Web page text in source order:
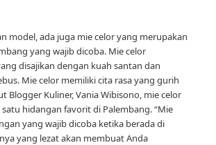
model, ada juga mie celor yang merupakan
yang wajib dicoba. Mie celor
disajikan dengan kuah santan dan
Mie celor memiliki cita rasa yang gurih
Blogger Kuliner, Vania Wibisono, mie celor
hidangan favorit di Palembang. “Mie
yang wajib dicoba ketika berada di
yang lezat akan membuat Anda